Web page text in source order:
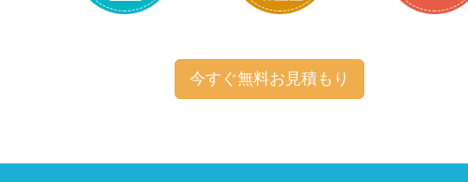
今すぐ無料お見積もり